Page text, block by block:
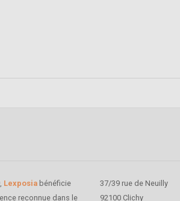
Lexposiabénéficie
reconnue dans le
37/39 rue de Neuilly
92100 Clichy